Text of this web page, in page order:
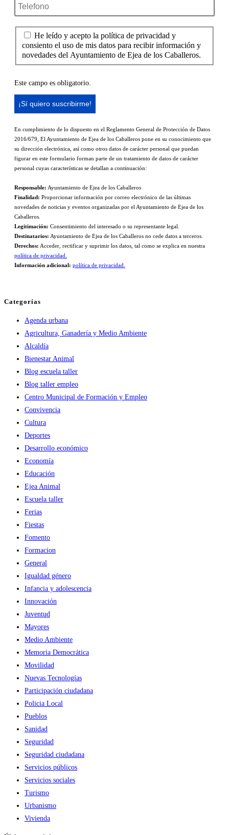
He leído y acepto la política de privacidad y
consiento el uso de mis datos para recibir información y
novedades del Ayuntamiento de Ejea de los Caballeros.
Este campo es obligatorio.
En cumplimiento de lo dispuesto en el Reglamento General de Protección de Datos
2016/679, El Ayuntamiento de Ejea de los Caballeros pone en su conocimiento que
su dirección electrónica, así como otros datos de carácter personal que puedan
figurar en este formulario forman parte de un tratamiento de datos de carácter
personal cuyas características se detallan a continuación:
Responsable: Ayuntamiento de Ejea de los Caballeros
Finalidad: Proporcionar información por correo electrónico de las últimas
novedades de noticias y eventos organizadas por el Ayuntamiento de Ejea de los
Caballeros.
Legitimación: Consentimiento del interesado o su representante legal.
Destinatarios: Ayuntamiento de Ejea de los Caballeros no cede datos a terceros.
Derechos: Acceder, rectificar y suprimir los datos, tal como se explica en nuestra
política de privacidad.
Información adicional: política de privacidad.
Categorías
Agenda urbana
Agricultura, Ganadería y Medio Ambiente
Alcaldía
Bienestar Animal
Blog escuela taller
Blog taller empleo
Centro Municipal de Formación y Empleo
Convivencia
Cultura
Deportes
Desarrollo económico
Economía
Educación
Ejea Animal
Escuela taller
Ferias
Fiestas
Fomento
Formacion
General
Igualdad género
Infancia y adolescencia
Innovación
Juventud
Mayores
Medio Ambiente
Memoria Democrática
Movilidad
Nuevas Tecnologías
Participación ciudadana
Policia Local
Pueblos
Sanidad
Seguridad
Seguridad ciudadana
Servicios públicos
Servicios sociales
Turismo
Urbanismo
Vivienda